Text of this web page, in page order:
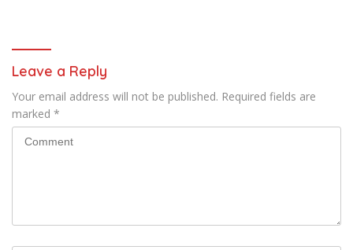
Leave a Reply
Your email address will not be published. Required fields are
marked *